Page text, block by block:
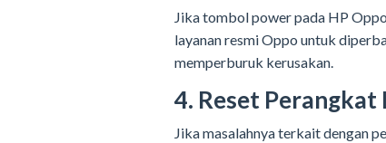
Jika tombol power pada HP
layanan resmi Oppo untuk
memperburuk kerusakan.
4. Reset Perangkat
Jika masalahnya terkait dengan